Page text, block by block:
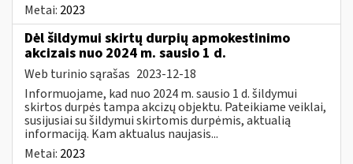
Metai: 2023
Dėl šildymui skirtų durpių apmokestinimo
akcizais nuo 2024 m. sausio 1 d.
Web turinio sąrašas 2023-12-18
Informuojame, kad nuo 2024 m. sausio 1 d. šildymui
skirtos durpės tampa akcizų objektu. Pateikiame veiklai,
susijusiai su šildymui skirtomis durpėmis, aktualią
informaciją. Kam aktualus naujasis...
Metai: 2023